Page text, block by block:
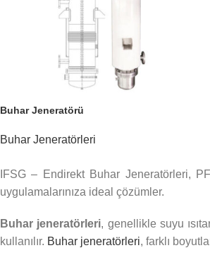
Buhar Jeneratörü
Buhar Jeneratörleri
IFSG – Endirekt Buhar Jeneratörleri,
uygulamalarınıza ideal çözümler.
Buhar jeneratörleri, genellikle suyu
kullanılır. Buhar jeneratörleri, farklı